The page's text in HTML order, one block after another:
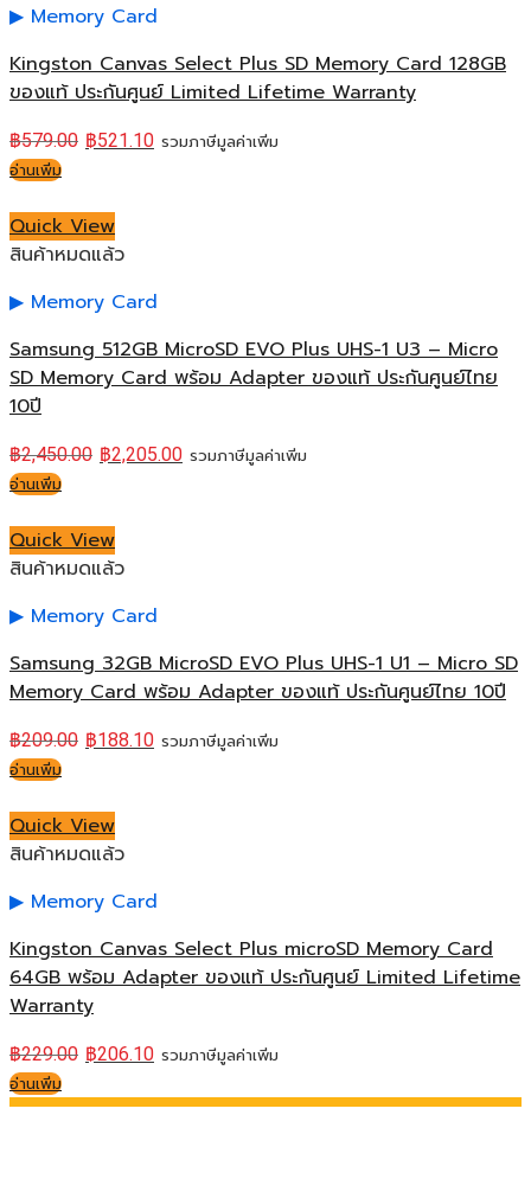
Memory Card
Kingston Canvas Select Plus SD Memory Card 128GB
ของแท้ ประกันศูนย์ Limited Lifetime Warranty
฿579.00 ฿521.10 รวมภาษีมูลค่าเพิ่ม
อ่านเพิ่ม
Quick View
สินค้าหมดแล้ว
Memory Card
Samsung 512GB MicroSD EVO Plus UHS-1 U3 – Micro
SD Memory Card พร้อม Adapter ของแท้ ประกันศูนย์ไทย
10ปี
฿2,450.00 ฿2,205.00 รวมภาษีมูลค่าเพิ่ม
อ่านเพิ่ม
Quick View
สินค้าหมดแล้ว
Memory Card
Samsung 32GB MicroSD EVO Plus UHS-1 U1 – Micro SD
Memory Card พร้อม Adapter ของแท้ ประกันศูนย์ไทย 10ปี
฿209.00 ฿188.10 รวมภาษีมูลค่าเพิ่ม
อ่านเพิ่ม
Quick View
สินค้าหมดแล้ว
Memory Card
Kingston Canvas Select Plus microSD Memory Card
64GB พร้อม Adapter ของแท้ ประกันศูนย์ Limited Lifetime
Warranty
฿229.00 ฿206.10 รวมภาษีมูลค่าเพิ่ม
อ่านเพิ่ม